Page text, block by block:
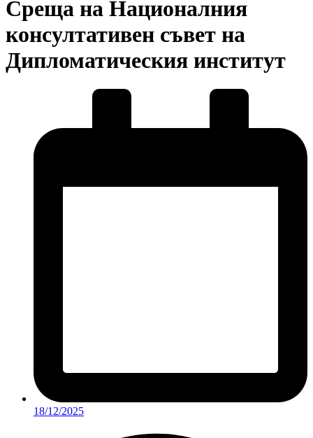
Среща на Националния
консултативен съвет на
Дипломатическия институт
18/12/2025